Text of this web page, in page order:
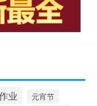
业 元宵节